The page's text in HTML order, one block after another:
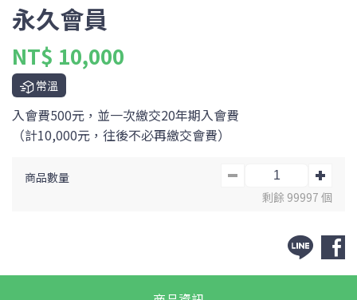
永久會員
NT$ 10,000
常溫
入會費500元，並一次繳交20年期入會費
（計10,000元，往後不必再繳交會費）
商品數量
剩餘 99997 個